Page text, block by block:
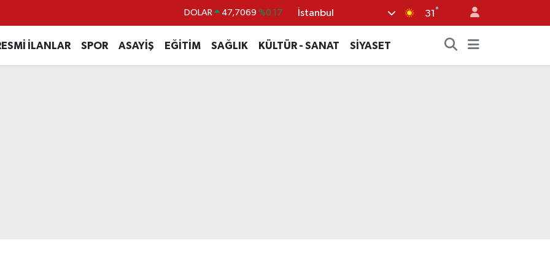
DOLAR 47,7069 %0.17 İstanbul 31 °
İLANLAR SPOR ASAYİŞ EĞİTİM SAĞLIK KÜLTÜR - SANAT SİYASET